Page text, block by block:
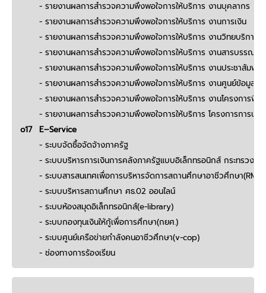
- รายงานผลการสำรวจความพึงพอใจการให้บริการ งานบุคลากร
- รายงานผลการสำรวจความพึงพอใจการให้บริการ งานการเงิน
- รายงานผลการสำรวจความพึงพอใจการให้บริการ งานวิทยบริการ
- รายงานผลการสำรวจความพึงพอใจการให้บริการ งานสารบรรณทั่ว
- รายงานผลการสำรวจความพึงพอใจการให้บริการ งานประชาสัมพันธ์
- รายงานผลการสำรวจความพึงพอใจการให้บริการ งานศูนย์ข้อมูล
- รายงานผลการสำรวจความพึงพอใจการให้บริการ งานโครงการพิเ
- รายงานผลการสำรวจความพึงพอใจการให้บริการ โครงการการประ
o17 E–Service
- ระบบจัดซื้อจัดจ้างภาครัฐ
- ระบบบริหารการเงินการคลังภาครัฐแบบอิเล็กทรอนิกส์ กระทรวงก
- ระบบสารสนเทศเพื่อการบริหารจัดการสถานศึกษาอาชีวศึกษา
- ระบบบริหารสถานศึกษา ศธ.02 ออนไลน์
- ระบบห้องสมุดอิเล็กทรอนิกส์(e-library)
- ระบบกองทุนเงินให้กู้เพื่อการศึกษา(กยศ.)
- ระบบศูนย์เครือข่ายกำลังคนอาชีวศึกษา(v-cop)
- ช่องทางการร้องเรียน